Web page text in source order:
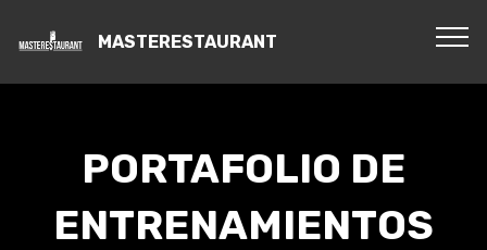
MASTERESTAURANT
PORTAFOLIO DE
ENTRENAMIENTOS